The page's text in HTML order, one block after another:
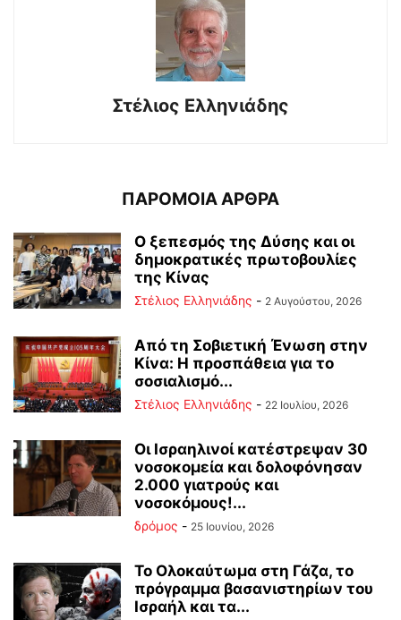
Στέλιος Ελληνιάδης
ΠΑΡΟΜΟΙΑ ΑΡΘΡΑ
Ο ξεπεσμός της Δύσης και οι
δημοκρατικές πρωτοβουλίες
της Κίνας
Στέλιος Ελληνιάδης - 2 Αυγούστου, 2026
Από τη Σοβιετική Ένωση στην
Κίνα: Η προσπάθεια για το
σοσιαλισμό...
Στέλιος Ελληνιάδης - 22 Ιουλίου, 2026
Οι Ισραηλινοί κατέστρεψαν 30
νοσοκομεία και δολοφόνησαν
2.000 γιατρούς και
νοσοκόμους!...
δρόμος - 25 Ιουνίου, 2026
Το Ολοκαύτωμα στη Γάζα, το
πρόγραμμα βασανιστηρίων του
Ισραήλ και τα...